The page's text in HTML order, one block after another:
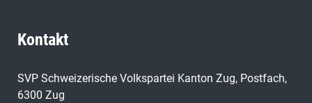
Kontakt
SVP Schweizerische Volkspartei Kanton Zug, Postfach,
6300 Zug